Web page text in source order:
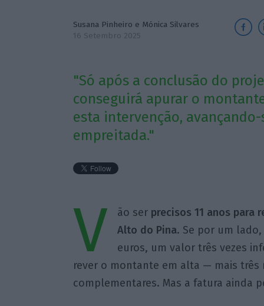
Susana Pinheiro e Mónica Silvares
16 Setembro 2025
"Só após a conclusão do
conseguirá apurar o
esta intervenção,
empreitada."
V ão ser precisos 11 anos
Alto do Pina. Se por um
euros, um valor três vezes
rever o montante em alta — mais três
complementares. Mas a fatura ainda